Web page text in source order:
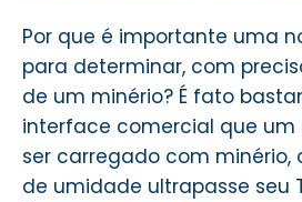
Por que é importante uma
para determinar, com
de um minério? É fato
interface comercial que um
ser carregado com minério,
de umidade ultrapasse seu